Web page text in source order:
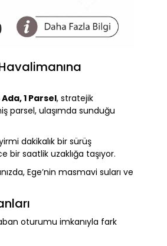
Ada, 1 Parsel, stratejik
parsel, ulaşımda sunduğu
dakikalık bir sürüş
saatlik uzaklığa taşıyor.
Ege’nin masmavi suları ve
oturumu imkanıyla fark